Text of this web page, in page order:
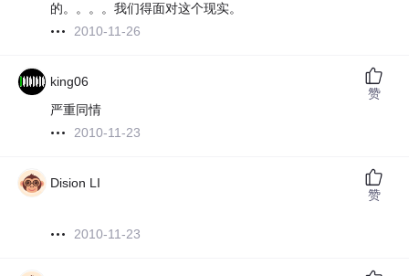
的。。。。我们得面对这个现实。
2010-11-26
king06
严重同情
2010-11-23
赞
Dision LI
2010-11-23
赞